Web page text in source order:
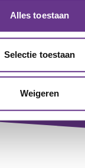
Alles toestaan
Selectie toestaan
Weigeren